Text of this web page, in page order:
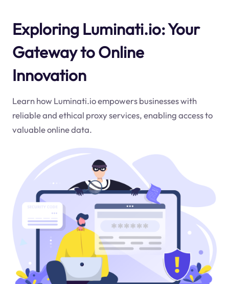
Exploring Luminati.io: Your
Gateway to Online
Innovation
Learn how Luminati.io empowers businesses with
reliable and ethical proxy services, enabling access to
valuable online data.